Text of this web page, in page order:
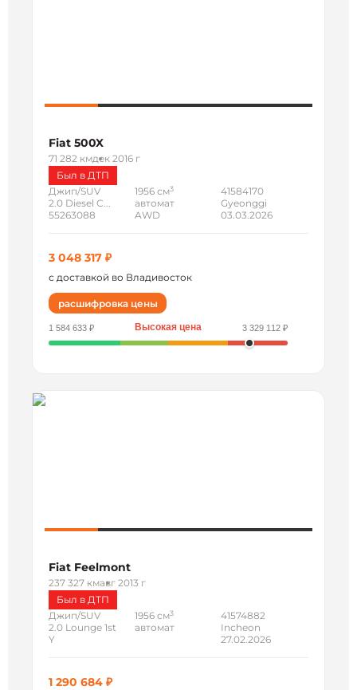
Fiat 500X
71 282 кмдек 2016 г
Был в ДТП
Джип/SUV
2.0 Diesel C...
55263088
1956 см3
автомат
AWD
41584170
Gyeonggi
03.03.2026
3 048 317 ₽
с доставкой во Владивосток
расшифровка цены
1 584 633 ₽ Высокая цена 3 329 112 ₽
Fiat Feelmont
237 327 кмавг 2013 г
Был в ДТП
Джип/SUV
2.0 Lounge 1st
Y
1956 см3
автомат
41574882
Incheon
27.02.2026
1 290 684 ₽